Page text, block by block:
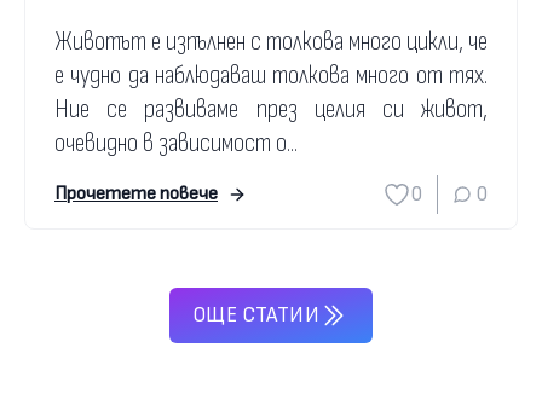
Животът е изпълнен с толкова много цикли, че
е чудно да наблюдаваш толкова много от тях.
Ние се развиваме през целия си живот,
очевидно в зависимост о...
Прочетете повече 0 0
ОЩЕ СТАТИИ